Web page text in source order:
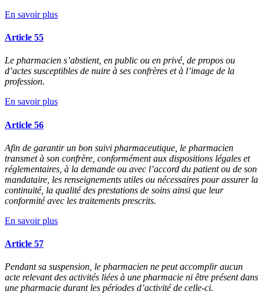
En savoir plus
Article 55
Le pharmacien s’abstient, en public ou en privé, de propos ou
d’actes susceptibles de nuire à ses confrères et à l’image de la
profession.
En savoir plus
Article 56
Afin de garantir un bon suivi pharmaceutique, le pharmacien
transmet à son confrère, conformément aux dispositions légales et
réglementaires, à la demande ou avec l’accord du patient ou de son
mandataire, les renseignements utiles ou nécessaires pour assurer la
continuité, la qualité des prestations de soins ainsi que leur
conformité avec les traitements prescrits.
En savoir plus
Article 57
Pendant sa suspension, le pharmacien ne peut accomplir aucun
acte relevant des activités liées à une pharmacie ni être présent dans
une pharmacie durant les périodes d’activité de celle-ci.